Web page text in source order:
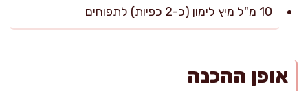
10 מ"ל מיץ לימון (כ-2 כפיות) לתפוחים
אופן ההכנה